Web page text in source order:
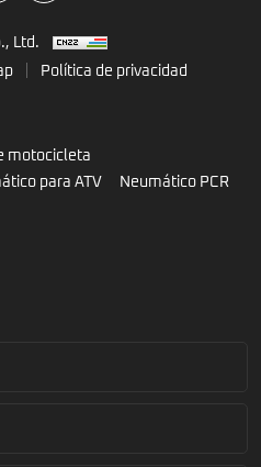
Ltd.
Política de privacidad
motocicleta
para ATV Neumático PCR